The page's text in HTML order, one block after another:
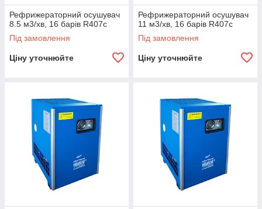
Рефрижераторний осушувач
8.5 м3/хв, 16 барів R407c
Під замовлення
Ціну уточнюйте
Рефрижераторний осушувач
11 м3/хв, 16 барів R407c
Під замовлення
Ціну уточнюйте